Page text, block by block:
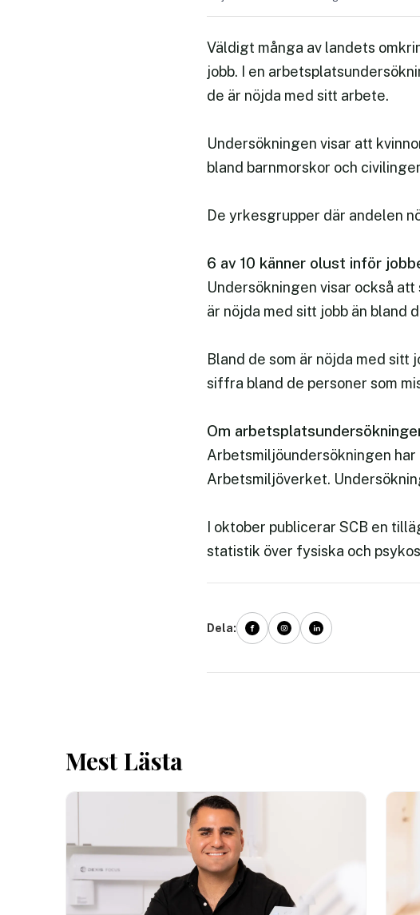
Väldigt många av landets
jobb. I en
de är nöjda med sitt arbete.
Undersökningen visar att
bland barnmorskor och
De yrkesgrupper där andelen
6 av 10 känner olust inför
Undersökningen visar också
är nöjda med sitt jobb än bland
Bland de som är nöjda med sitt
siffra bland de personer som
Om
Arbetsmiljöundersökningen
Arbetsmiljöverket.
I oktober publicerar SCB en
statistik över fysiska och
Dela:
Mest Lästa